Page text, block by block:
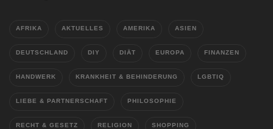
AFRIKA AKTUELLES AMERIKA ASIEN
DEUTSCHLAND DIY DIÄT EUROPA FINANZEN
HANDWERK KRANKHEIT & BEHINDERUNG LGBTIQ
LIEBE & PARTNERSCHAFT PHILOSOPHIE
RECHT & GESETZ RELIGION SHOPPING